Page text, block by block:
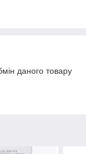
даного товару